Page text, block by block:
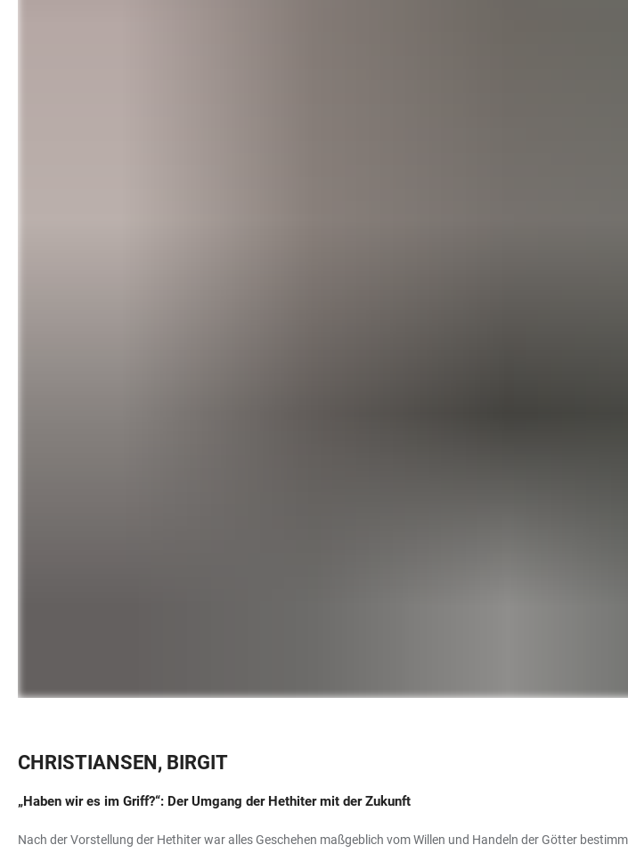
CHRISTIANSEN, BIRGIT
„Haben wir es im Griff?“: Der Umgang der Hethiter mit der Zukunft
Nach der Vorstellung der Hethiter war alles Geschehen maßgeblich vom Willen und Handeln der Götter